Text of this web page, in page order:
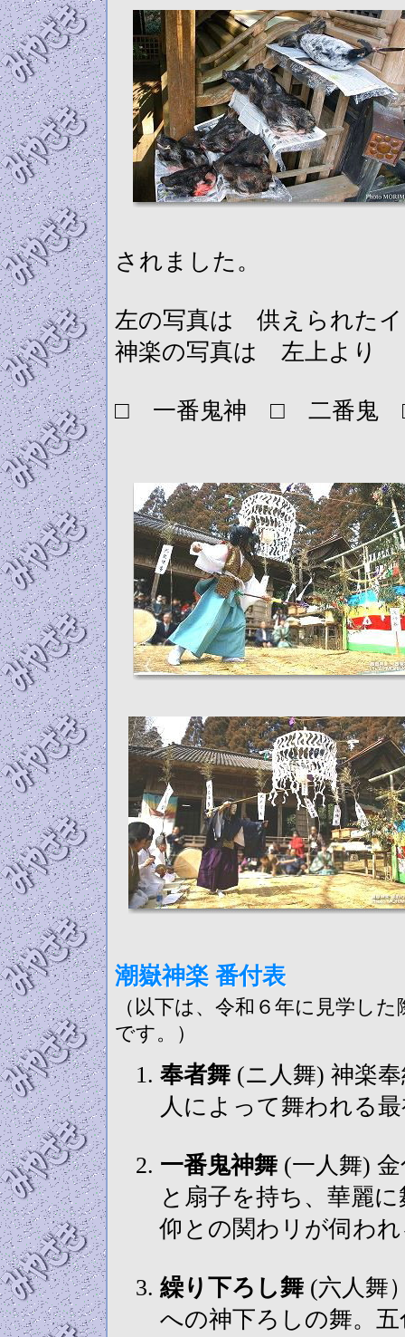
されました。
左の写真は 供えられた
神楽の写真は 左上より
□ 一番鬼神 □ 二番
潮嶽神楽 番付表
（以下は、令和６年に見学し
です。）
奉者舞(ニ人舞) 神楽奉納にあたって、神にお仕えする社
人によって舞われる
一番鬼神舞(一人舞) 金色の天冠鬼神の面を着け、鬼神捧
と扇子を持ち、華麗
仰との関わリが伺わ
繰り下ろし舞(六人舞） 五色幣に彩られた標山から天蓋
への神下ろしの舞。